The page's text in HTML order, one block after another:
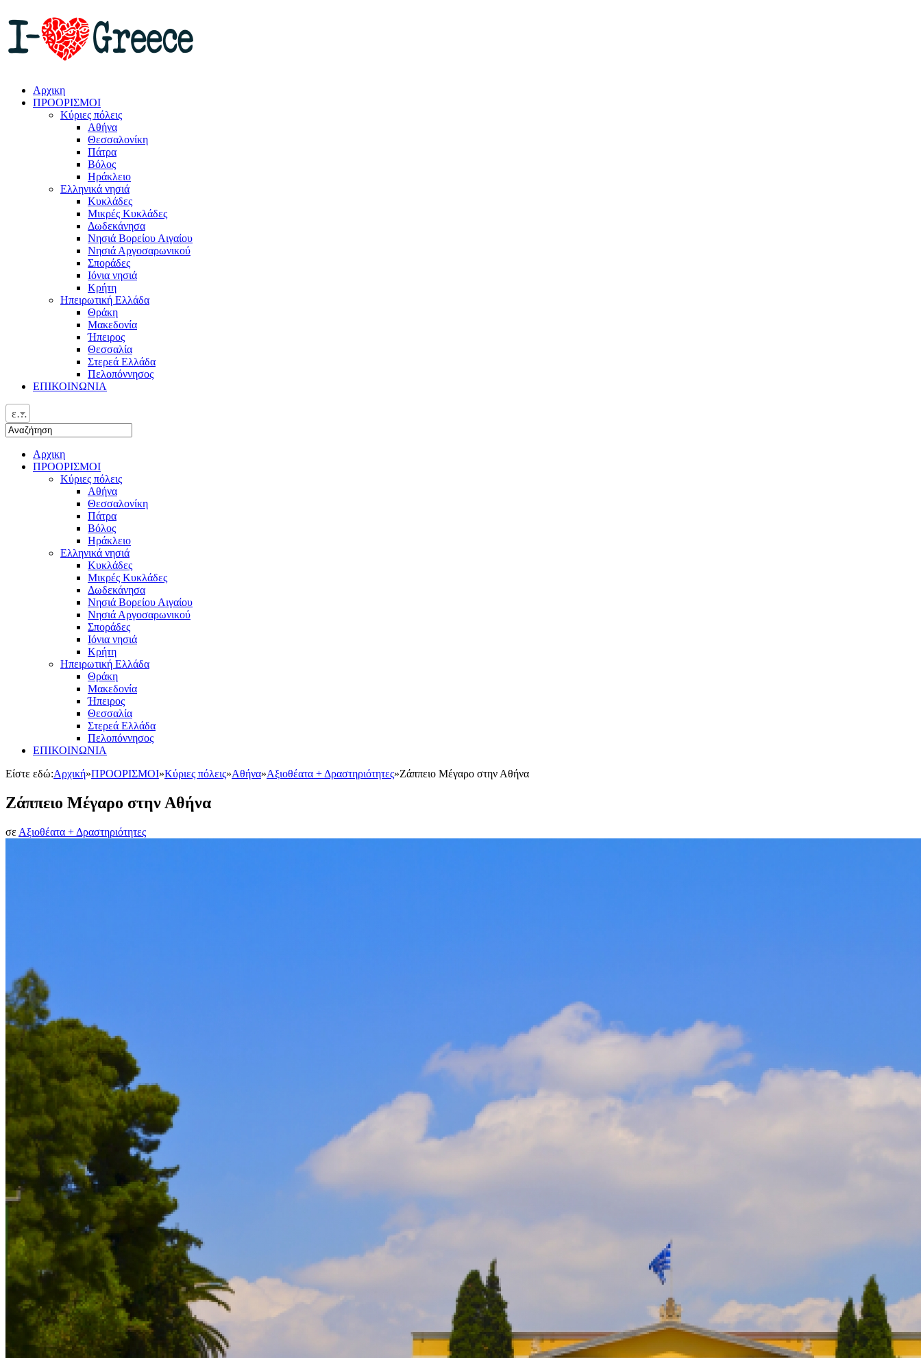
Αρχικη
ΠΡΟΟΡΙΣΜΟΙ
Κύριες πόλεις
Αθήνα
Θεσσαλονίκη
Πάτρα
Βόλος
Ηράκλειο
Ελληνικά νησιά
Κυκλάδες
Μικρές Κυκλάδες
Δωδεκάνησα
Νησιά Βορείου Αιγαίου
Νησιά Αργοσαρωνικού
Σποράδες
Ιόνια νησιά
Κρήτη
Ηπειρωτική Ελλάδα
Θράκη
Μακεδονία
Ήπειρος
Θεσσαλία
Στερεά Ελλάδα
Πελοπόννησος
ΕΠΙΚΟΙΝΩΝΙΑ
ελ
Αρχικη
ΠΡΟΟΡΙΣΜΟΙ
Κύριες πόλεις
Αθήνα
Θεσσαλονίκη
Πάτρα
Βόλος
Ηράκλειο
Ελληνικά νησιά
Κυκλάδες
Μικρές Κυκλάδες
Δωδεκάνησα
Νησιά Βορείου Αιγαίου
Νησιά Αργοσαρωνικού
Σποράδες
Ιόνια νησιά
Κρήτη
Ηπειρωτική Ελλάδα
Θράκη
Μακεδονία
Ήπειρος
Θεσσαλία
Στερεά Ελλάδα
Πελοπόννησος
ΕΠΙΚΟΙΝΩΝΙΑ
Είστε εδώ:Αρχική»ΠΡΟΟΡΙΣΜΟΙ»Κύριες πόλεις»Αθήνα»Αξιοθέατα + Δραστηριότητες»Ζάππειο Μέγαρο στην Αθήνα
Ζάππειο Μέγαρο στην Αθήνα
σε Αξιοθέατα + Δραστηριότητες